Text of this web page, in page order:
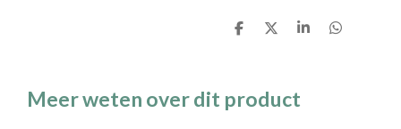
D
D
S
D
Meer weten over dit product